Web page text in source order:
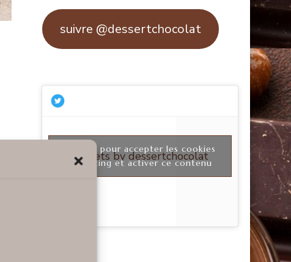
suivre @dessertchocolat
Tweets by dessertchocolat
Cliquez pour accepter les cookies
marketing et activer ce contenu